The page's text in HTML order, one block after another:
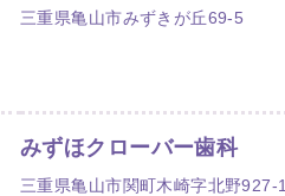
三重県亀山市みずきが丘69-5
みずほクローバー歯科
三重県亀山市関町木崎字北野927-1